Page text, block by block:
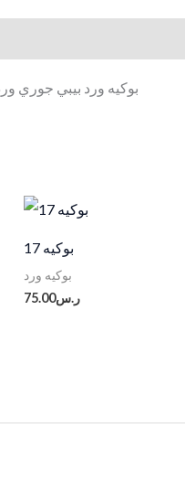
بوكيه ورد بيبي جوري
بوكيه 17
بوكيه ورد
ر.س75.00